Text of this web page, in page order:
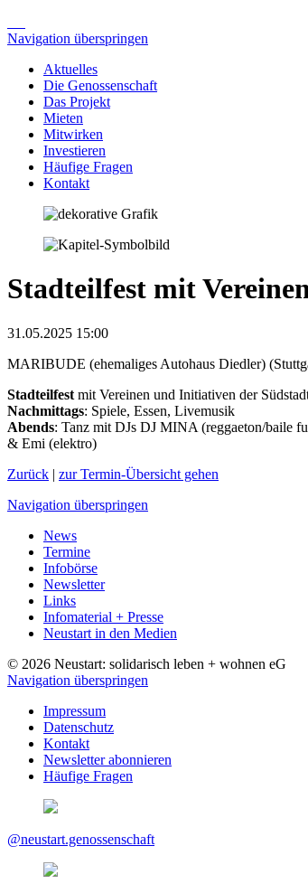
Navigation überspringen
Aktuelles
Die Genossenschaft
Das Projekt
Mieten
Mitwirken
Investieren
Häufige Fragen
Kontakt
Stadteilfest mit
31.05.2025 15:00
MARIBUDE (ehemaliges Autohaus Diedler)
Stadteilfest mit Vereinen und Initiativen der
Nachmittags: Spiele, Essen, Livemusik
Abends: Tanz mit DJs DJ MINA (reggaeton/baile
& Emi (elektro)
Zurück | zur Termin-Übersicht gehen
Navigation überspringen
News
Termine
Infobörse
Newsletter
Links
Infomaterial + Presse
Neustart in den Medien
© 2026 Neustart: solidarisch leben + wohnen eG
Navigation überspringen
Impressum
Datenschutz
Kontakt
Newsletter abonnieren
Häufige Fragen
@neustart.genossenschaft